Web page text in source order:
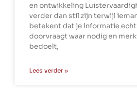
en ontwikkeling
verder dan stil zijn terwijl
betekent dat je informatie
doorvraagt waar nodig en
bedoelt,
Lees verder »